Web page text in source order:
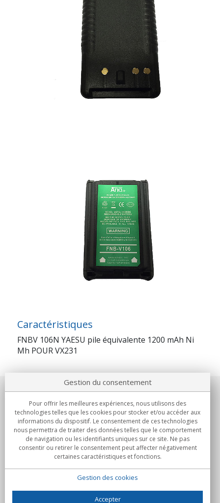
Caractéristiques
FNBV 106N YAESU pile équivalente 1200 mAh Ni
Mh POUR VX231
Notre société
Engagements
Achats
Gestion du consentement
Pour offrir les meilleures expériences, nous utilisons des
technologies telles que les cookies pour stocker et/ou accéder aux
informations du dispositif. Le consentement de ces technologies
nous permettra de traiter des données telles que le comportement
de navigation ou les identifiants uniques sur ce site. Ne pas
consentir ou retirer le consentement peut affecter négativement
certaines caractéristiques et fonctions.
Gestion des cookies
Accepter